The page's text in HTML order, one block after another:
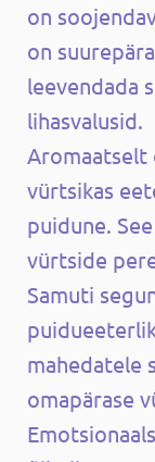
on
on
leevendada
lihasvalusid.
Aromaatselt
vürtsikas
puidune.
vürtside
Samuti
mahedatele
omapärase